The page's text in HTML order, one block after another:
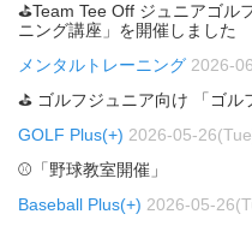
⛳Team Tee Off ジュニアゴル
ニング講座」を開催しました
メンタルトレーニング 2026-
⛳ ゴルフジュニア向け 「ゴル
GOLF Plus(+) 2026-05-
⚾「野球教室開催」
Baseball Plus(+) 2026-05-